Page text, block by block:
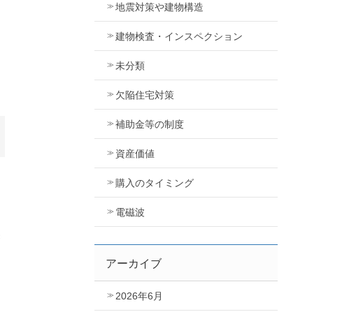
地震対策や建物構造
建物検査・インスペクション
未分類
欠陥住宅対策
補助金等の制度
資産価値
購入のタイミング
電磁波
アーカイブ
2026年6月